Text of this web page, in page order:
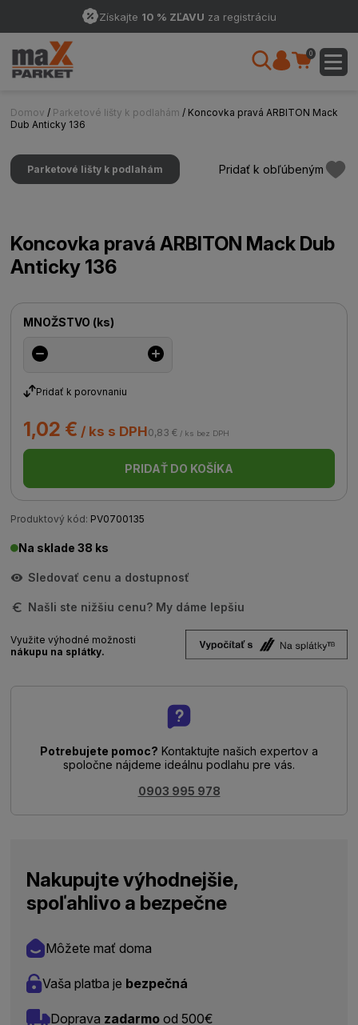
Získajte 10 % ZĽAVU za registráciu
0
Domov / Parketové lišty k podlahám / Koncovka pravá ARBITON Mack
Dub Anticky 136
Parketové lišty k podlahám Pridať k obľúbeným
Koncovka pravá ARBITON Mack Dub
Anticky 136
MNOŽSTVO (ks)
Pridať k porovnaniu
1,02 € / ks s DPH0,83 € / ks bez DPH
PRIDAŤ DO KOŠÍKA
Produktový kód: PV0700135
Na sklade 38 ks
Sledovať cenu a dostupnosť
Našli ste nižšiu cenu? My dáme lepšiu
Využite výhodné možnosti
nákupu na splátky.
Potrebujete pomoc? Kontaktujte našich expertov a
spoločne nájdeme ideálnu podlahu pre vás.
0903 995 978
Nakupujte výhodnejšie,
spoľahlivo a bezpečne
Môžete mať doma
Vaša platba je bezpečná
Doprava zadarmo od 500€